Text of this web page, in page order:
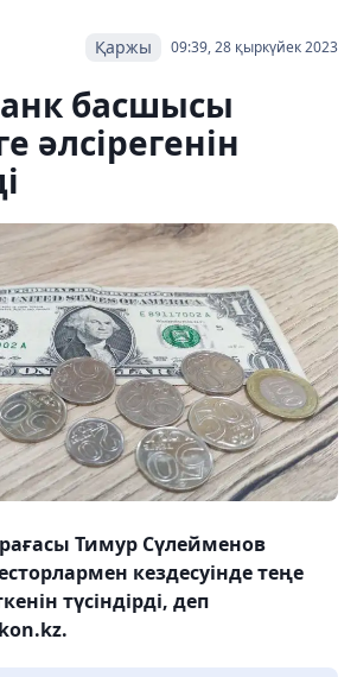
09:39, 28 қыркүйек 2023
Қаржы
басшысы
әлсірегенін
Тимур Сүлейменов
кездесуінде теңе
түсіндірді, деп